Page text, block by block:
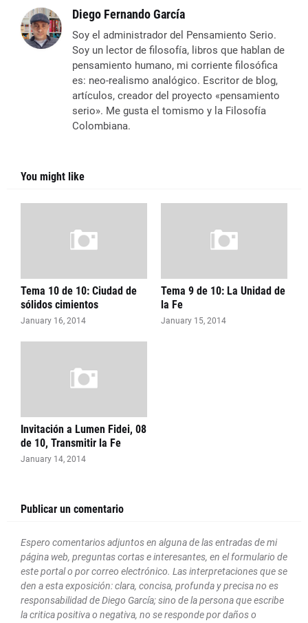
Diego Fernando García
Soy el administrador del Pensamiento Serio.
Soy un lector de filosofía, libros que hablan de
pensamiento humano, mi corriente filosófica
es: neo-realismo analógico. Escritor de blog,
artículos, creador del proyecto «pensamiento
serio». Me gusta el tomismo y la Filosofía
Colombiana.
You might like
Tema 10 de 10: Ciudad de
sólidos cimientos
January 16, 2014
Tema 9 de 10: La Unidad de
la Fe
January 15, 2014
Invitación a Lumen Fidei, 08
de 10, Transmitir la Fe
January 14, 2014
Publicar un comentario
Espero comentarios adjuntos en alguna de las entradas de mi
página web, preguntas cortas e interesantes, en el formulario de
este portal o por correo electrónico. Las interpretaciones que se
den a esta exposición: clara, concisa, profunda y precisa no es
responsabilidad de Diego García; sino de la persona que escribe
la critica positiva o negativa, no se responde por daños o